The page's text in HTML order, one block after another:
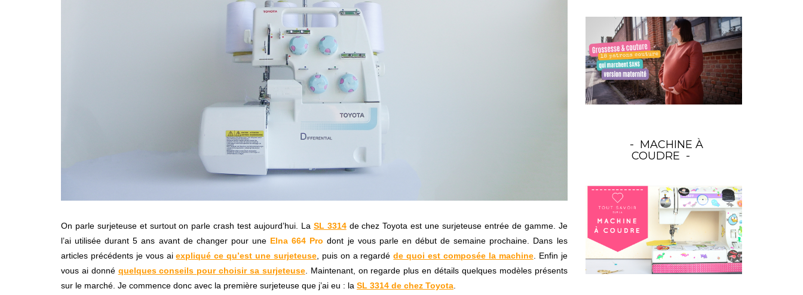
On parle surjeteuse et surtout on parle crash test aujourd’hui. La SL 3314de chez Toyota est une surjeteuse entrée de gamme. Je
l’ai utilisée durant 5 ans avant de changer pour une Elna 664 Pro dont je vous parle en début de semaine prochaine. Dans les
articles précédents je vous aiexpliqué ce qu’est une surjeteuse, puis on a regardéde quoi est composée la machine. Enfin je
vous ai donné quelques conseils pour choisir sa surjeteuse. Maintenant, on regarde plus en détails quelques modèles présents
sur le marché. Je commence donc avec la première surjeteuse que j’ai eu : la SL 3314 de chez Toyota
MACHINE À
COUDRE